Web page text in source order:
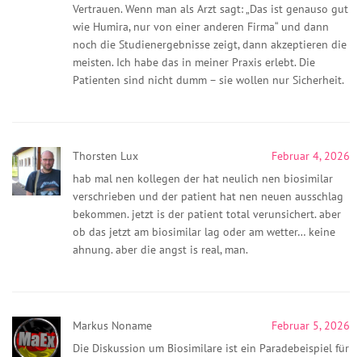
Vertrauen. Wenn man als Arzt sagt: „Das ist genauso gut
wie Humira, nur von einer anderen Firma“ und dann
noch die Studienergebnisse zeigt, dann akzeptieren die
meisten. Ich habe das in meiner Praxis erlebt. Die
Patienten sind nicht dumm – sie wollen nur Sicherheit.
Thorsten Lux
Februar 4, 2026
hab mal nen kollegen der hat neulich nen biosimilar
verschrieben und der patient hat nen neuen ausschlag
bekommen. jetzt is der patient total verunsichert. aber
ob das jetzt am biosimilar lag oder am wetter… keine
ahnung. aber die angst is real, man.
Markus Noname
Februar 5, 2026
Die Diskussion um Biosimilare ist ein Paradebeispiel für